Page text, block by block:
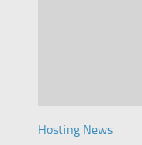
Hosting News